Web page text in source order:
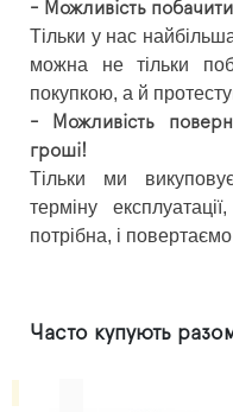
- Можливість побачити
Тільки у нас
можна не тільки
покупкою, а й
- Можливість
гроші!
Тільки ми
терміну
потрібна, і
Часто купують